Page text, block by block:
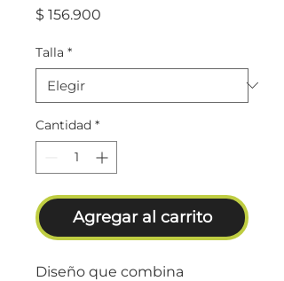
$ 156.900
Talla *
Cantidad *
Agregar al carrito
Diseño que combina